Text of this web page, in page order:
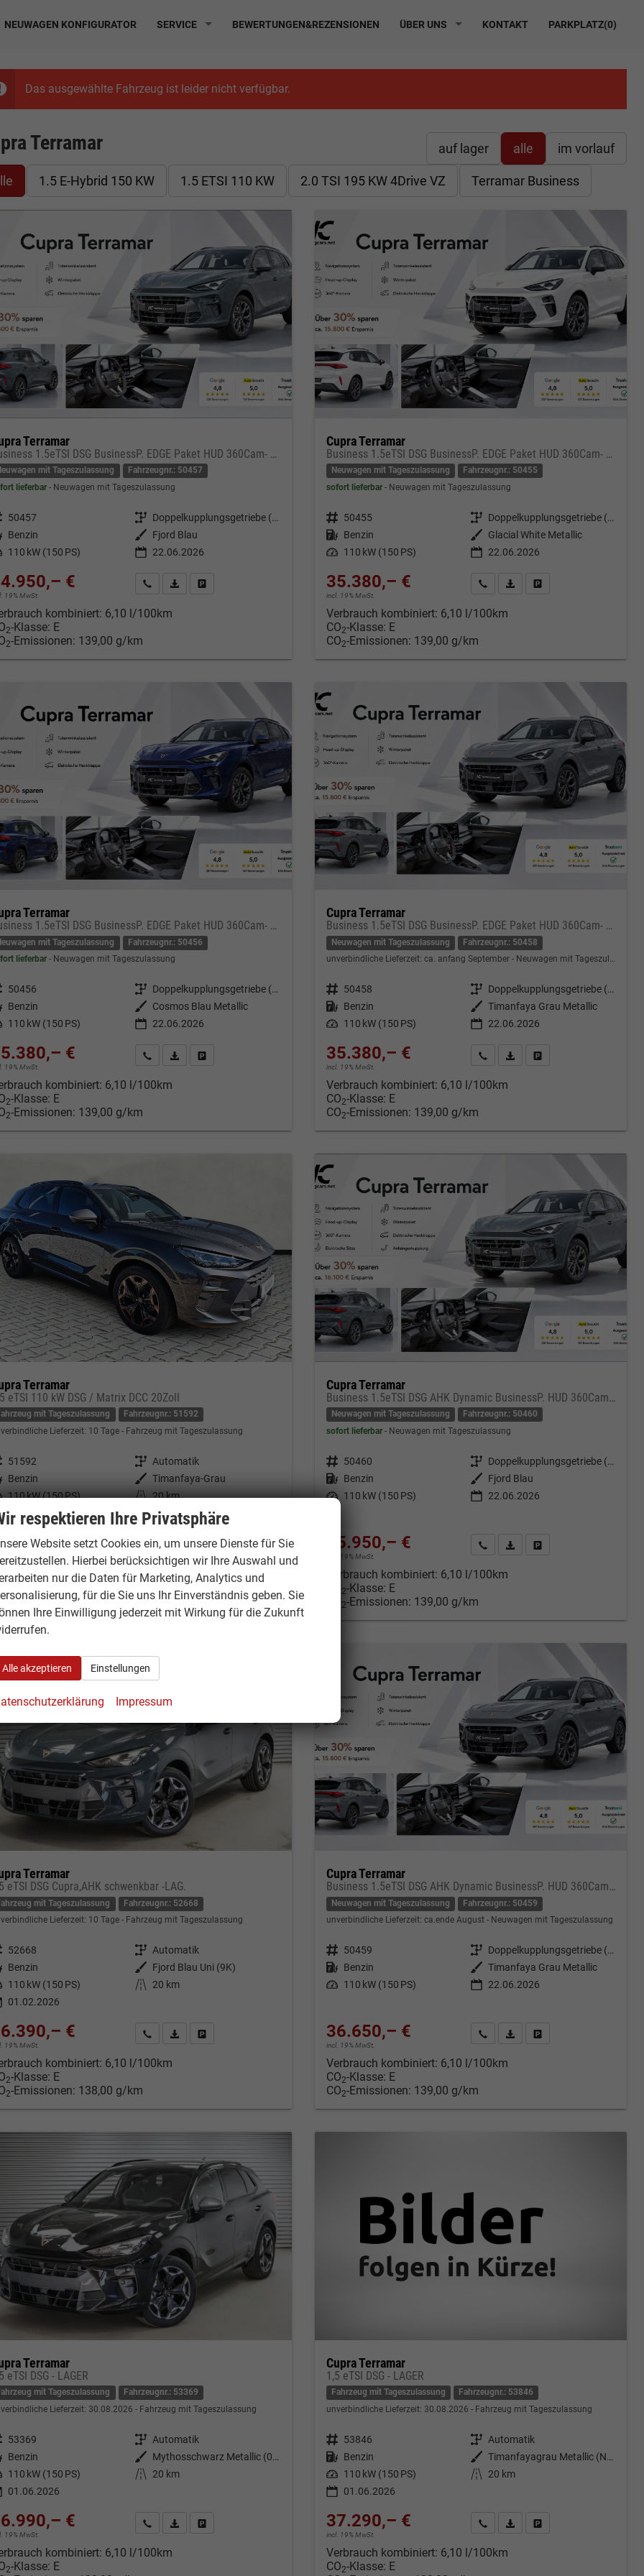
NEUWAGEN KONFIGURATOR SERVICE BEWERTUNGEN&REZENSIONEN ÜBER UNS KONTAKT PARKPLATZ(0)
Das ausgewählte Fahrzeug ist leider nicht verfügbar.
auf lager alle im vorlauf
Terramar
1.5 E-Hybrid 150 KW 1.5 ETSI 110 KW 2.0 TSI 195 KW 4Drive VZ Terramar Business
Terramar
Business 1.5eTSI DSG BusinessP. EDGE Paket HUD 360Cam- DIGITAL DRIVE - INTELLIGENT L Gepäcktrennnetz
mit Tageszulassung
Fahrzeugnr.: 50457
lieferbar
Neuwagen mit Tageszulassung
50457 Getriebe
Doppelkupplungsgetriebe (DSG)
Benzin Außenfarbe Fjord Blau
110 kW (150 PS) 22.06.2026
€
19% MwSt.
Kontakt & Angebot anfordern
PDF-Datei, Fahrzeugexposé drucken
Fahrzeug merken/Expose drucken
kombiniert: 6,10 l/100km
2-Klasse: E
2-Emissionen: 139,00 g/km
Cupra Terramar
Business 1.5eTSI DSG BusinessP. EDGE Paket HUD 360Cam- DIGITAL DRIVE - INTELLIGENT L Gepäcktrennnetz
Neuwagen mit Tageszulassung
Fahrzeugnr.: 50455
sofort lieferbar Neuwagen mit Tageszulassung
Fahrzeugnr. 50455 Getriebe
Doppelkupplungsgetriebe (DSG)
Kraftstoff Benzin Außenfarbe Glacial White Metallic
Leistung 110 kW (150 PS) 22.06.2026
35.380,– €
incl. 19% MwSt.
Kontakt & Angebot anfordern
PDF-Datei, Fahrzeugexposé
Fahrzeug merken/Expose
Verbrauch kombiniert: 6,10 l/100km
CO2-Klasse: E
CO2-Emissionen: 139,00 g/km
Terramar
Business 1.5eTSI DSG BusinessP. EDGE Paket HUD 360Cam- DIGITAL DRIVE - INTELLIGENT L Gepäcktrennnetz
mit Tageszulassung
Fahrzeugnr.: 50456
lieferbar
Neuwagen mit Tageszulassung
50456 Getriebe
Doppelkupplungsgetriebe (DSG)
Benzin Außenfarbe
Cosmos Blau Metallic
110 kW (150 PS) 22.06.2026
€
19% MwSt.
Kontakt & Angebot anfordern
PDF-Datei, Fahrzeugexposé drucken
Fahrzeug merken/Expose drucken
kombiniert: 6,10 l/100km
2-Klasse: E
2-Emissionen: 139,00 g/km
Cupra Terramar
Business 1.5eTSI DSG BusinessP. EDGE Paket HUD 360Cam- DIGITAL DRIVE - INTELLIGENT L Gepäcktrennnetz
Neuwagen mit Tageszulassung
Fahrzeugnr.: 50458
unverbindliche Lieferzeit: ca. anfang September Neuwagen mit Tageszulassung
Fahrzeugnr. 50458 Getriebe
Doppelkupplungsgetriebe (DSG)
Kraftstoff Benzin Außenfarbe Timanfaya Grau Metallic
Leistung 110 kW (150 PS) 22.06.2026
35.380,– €
incl. 19% MwSt.
Kontakt & Angebot anfordern
PDF-Datei, Fahrzeugexposé
Fahrzeug merken/Expose
Verbrauch kombiniert: 6,10 l/100km
CO2-Klasse: E
CO2-Emissionen: 139,00 g/km
Terramar
eTSI 110 kW DSG / Matrix DCC 20Zoll
mit Tageszulassung
Fahrzeugnr.: 51592
Lieferzeit: 10 Tage Fahrzeug mit Tageszulassung
51592 Getriebe Automatik
Benzin Außenfarbe Timanfaya-Grau
110 kW (150 PS) Kilometerstand 20 km
01.09.2025
€
19% MwSt.
Kontakt & Angebot anfordern
PDF-Datei, Fahrzeugexposé drucken
Fahrzeug merken/Expose drucken
kombiniert:6,10 l/100km
2 -Klasse:
-Emissionen:140,00 g/km
Cupra Terramar
Business 1.5eTSI DSG AHK Dynamic BusinessP. HUD 360Cam DGE Paket - DIGITAL DRIVE INTELLIGENT L Gepäcktrennnetz
Neuwagen mit Tageszulassung
Fahrzeugnr.: 50460
sofort lieferbar Neuwagen mit Tageszulassung
Fahrzeugnr. 50460 Getriebe
Doppelkupplungsgetriebe (DSG)
Kraftstoff Benzin Außenfarbe
Fjord Blau
Leistung 110 kW (150 PS) 22.06.2026
35.950,– €
incl. 19% MwSt.
Kontakt & Angebot anfordern
PDF-Datei, Fahrzeugexposé
Fahrzeug merken/Expose
Verbrauch kombiniert: 6,10 l/100km
2-Klasse: E
2-Emissionen: 139,00 g/km
Terramar
eTSI DSG Cupra,AHK schwenkbar -LAG.
mit Tageszulassung
Fahrzeugnr.: 52668
Lieferzeit: 10 Tage Fahrzeug mit Tageszulassung
52668 Getriebe Automatik
Benzin Außenfarbe
Fjord Blau Uni (9K)
110 kW (150 PS) Kilometerstand
20 km
01.02.2026
€
19% MwSt.
Kontakt & Angebot anfordern
PDF-Datei, Fahrzeugexposé drucken
Fahrzeug merken/Expose drucken
kombiniert: 6,10 l/100km
2-Klasse: E
2-Emissionen: 138,00 g/km
Cupra Terramar
Business 1.5eTSI DSG AHK Dynamic BusinessP. HUD 360Cam DGE Paket - DIGITAL DRIVE INTELLIGENT L Gepäcktrennnetz
Neuwagen mit Tageszulassung
Fahrzeugnr.: 50459
unverbindliche Lieferzeit: ca.ende August Neuwagen mit Tageszulassung
Fahrzeugnr. 50459 Getriebe
Doppelkupplungsgetriebe (DSG)
Kraftstoff Benzin Außenfarbe Timanfaya Grau Metallic
Leistung 110 kW (150 PS) 22.06.2026
36.650,– €
incl. 19% MwSt.
Kontakt & Angebot anfordern
PDF-Datei, Fahrzeugexposé
Fahrzeug merken/Expose
Verbrauch kombiniert: 6,10 l/100km
CO2-Klasse: E
CO2-Emissionen: 139,00 g/km
Terramar
eTSI DSG - LAGER
mit Tageszulassung
Fahrzeugnr.: 53369
Lieferzeit: 30.08.2026 Fahrzeug mit Tageszulassung
53369 Getriebe Automatik
Benzin Außenfarbe
Mythosschwarz Metallic (0E)
110 kW (150 PS) Kilometerstand
20 km
01.06.2026
€
19% MwSt.
Kontakt & Angebot anfordern
PDF-Datei, Fahrzeugexposé drucken
Fahrzeug merken/Expose drucken
kombiniert: 6,10 l/100km
2-Klasse: E
Cupra Terramar
1,5 eTSI DSG - LAGER
Fahrzeug mit Tageszulassung
Fahrzeugnr.: 53846
unverbindliche Lieferzeit: 30.08.2026 Fahrzeug mit Tageszulassung
Fahrzeugnr. 53846 Getriebe Automatik
Kraftstoff Benzin Außenfarbe
Timanfayagrau Metallic (N7)
Leistung 110 kW (150 PS) Kilometerstand
20 km
01.06.2026
37.290,– €
incl. 19% MwSt.
Kontakt & Angebot anfordern
PDF-Datei, Fahrzeugexposé
Fahrzeug merken/Expose
Verbrauch kombiniert: 6,10 l/100km
CO2-Klasse: E
respektieren Ihre Privatsphäre
Website setzt Cookies ein, um unsere Dienste für Sie
Hierbei berücksichtigen wir Ihre Auswahl und
nur die Daten für Marketing, Analytics und
für die Sie uns Ihr Einverständnis geben. Sie
Ihre Einwilligung jederzeit mit Wirkung für die Zukunft
Alle akzeptieren Einstellungen
Impressum